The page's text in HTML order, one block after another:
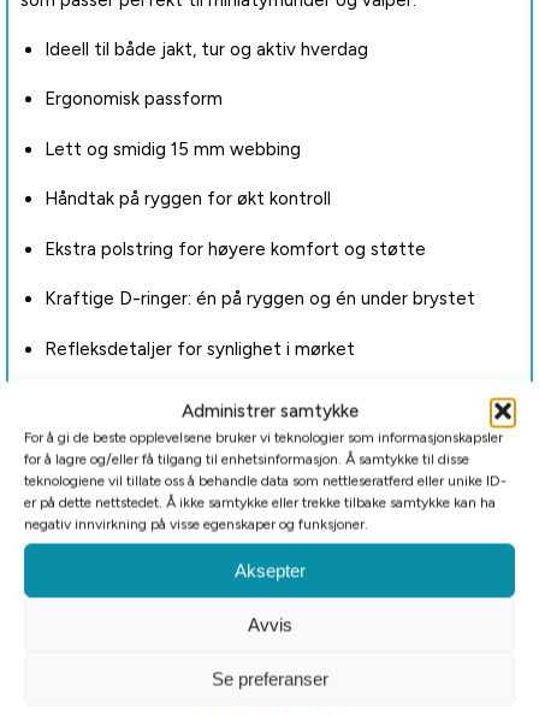
Administrer samtykke
For å gi de beste opplevelsene bruker vi teknologier som informasjonskapsler
for å lagre og/eller få tilgang til enhetsinformasjon. Å samtykke til disse
teknologiene vil tillate oss å behandle data som nettleseratferd eller unike ID-
er på dette nettstedet. Å ikke samtykke eller trekke tilbake samtykke kan ha
negativ innvirkning på visse egenskaper og funksjoner.
Aksepter
Avvis
Se preferanser
Ideell til både jakt, tur og aktiv hverdag
Ergonomisk passform
Lett og smidig 15 mm webbing
Håndtak på ryggen for økt kontroll
Ekstra polstring for høyere komfort og støtte
Kraftige D-ringer: én på ryggen og én under brystet
Refleksdetaljer for synlighet i mørket
Tilleggsinformasjon
Relaterte produkter